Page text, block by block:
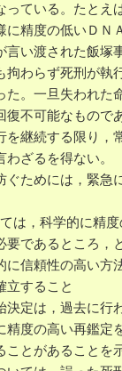
っている。たとえ
に精度の低いＤＮ
言い渡された飯塚
拘わらず死刑が執
た。一旦失われた
復不可能なもので
を継続する限り，
ざるを得ない。
ぐためには，緊急
は，科学的に精
要であるところ，
に信頼性の高い方
立すること
決定は，過去に行
精度の高い再鑑定
ことがあることを